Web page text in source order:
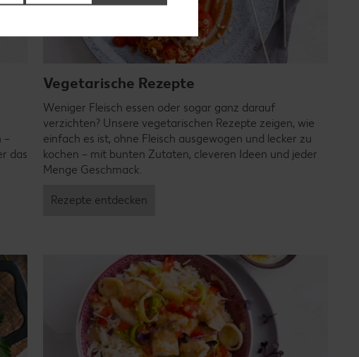
–
das
Vegetarische Rezepte
Weniger Fleisch essen oder sogar ganz darauf
verzichten? Unsere vegetarischen Rezepte zeigen, wie
einfach es ist, ohne Fleisch ausgewogen und lecker zu
kochen – mit bunten Zutaten, cleveren Ideen und jeder
Menge Geschmack.
Rezepte entdecken